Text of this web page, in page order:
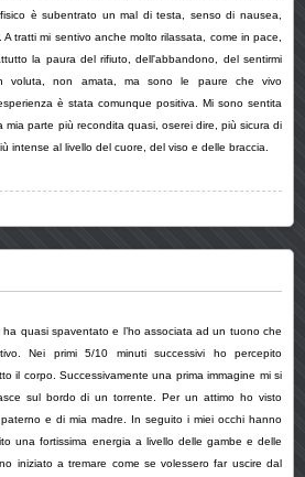
è subentrato un mal di testa, senso di nausea,
tratti mi sentivo anche molto rilassata, come in pace,
la paura del rifiuto, dell'abbandono, del sentirmi
voluta, non amata, ma sono le paure che vivo
è stata comunque positiva. Mi sono sentita
mia parte più recondita quasi, oserei dire, più sicura di
intense al livello del cuore, del viso e delle braccia.
quasi spaventato e l’ho associata ad un tuono che
Nei primi 5/10 minuti successivi ho percepito
il corpo. Successivamente una prima immagine mi si
sul bordo di un torrente. Per un attimo ho visto
e di mia madre. In seguito i miei occhi hanno
una fortissima energia a livello delle gambe e delle
iniziato a tremare come se volessero far uscire dal